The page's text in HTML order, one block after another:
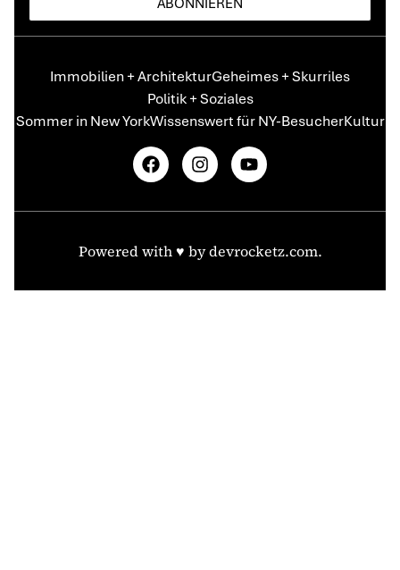
ABONNIEREN
Immobilien + ArchitekturGeheimes + Skurriles
Politik + Soziales
Sommer in New YorkWissenswert für NY-BesucherKultur
Powered with ♥️ bydevrocketz.com.